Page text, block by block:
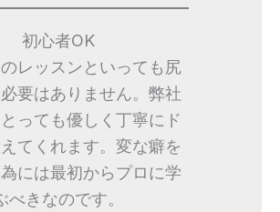
初心者OK
レッスンといっても尻
要はありません。弊社
っても優しく丁寧にド
てくれます。変な癖を
には最初からプロに学
べきなのです。